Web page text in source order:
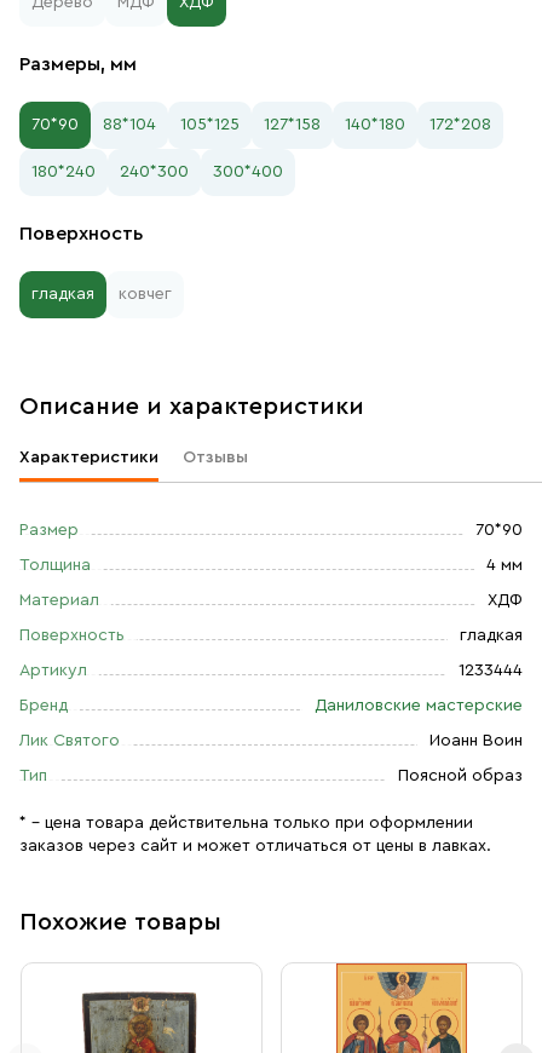
Размеры, мм
70*90 88*104 105*125 127*158 140*180 172*208
180*240 240*300 300*400
Поверхность
гладкая ковчег
Описание и характеристики
Характеристики Отзывы
Размер 70*90
Толщина 4 мм
Материал ХДФ
Поверхность гладкая
Артикул 1233444
Бренд Даниловские мастерские
Лик Святого Иоанн Воин
Тип Поясной образ
* – цена товара действительна только при оформлении
заказов через сайт и может отличаться от цены в лавках.
Похожие товары